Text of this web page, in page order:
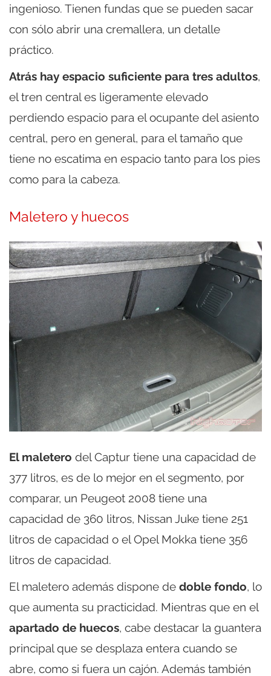
ingenioso. Tienen fundas que se pueden sacar
con sólo abrir una cremallera, un detalle
práctico.
Atrás hay espacio suficiente para tres adultos,
el tren central es ligeramente elevado
perdiendo espacio para el ocupante del asiento
central, pero en general, para el tamaño que
tiene no escatima en espacio tanto para los pies
como para la cabeza.
Maletero y huecos
El maletero del Captur tiene una capacidad de
377 litros, es de lo mejor en el segmento, por
comparar, un Peugeot 2008 tiene una
capacidad de 360 litros, Nissan Juke tiene 251
litros de capacidad o el Opel Mokka tiene 356
litros de capacidad.
El maletero además dispone de doble fondo, lo
que aumenta su practicidad. Mientras que en el
apartado de huecos, cabe destacar la guantera
principal que se desplaza entera cuando se
abre, como si fuera un cajón. Además también